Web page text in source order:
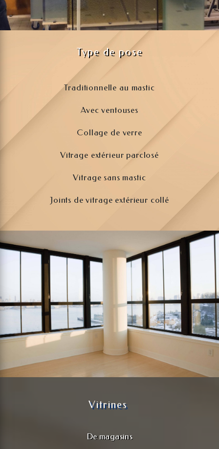
Type de pose
Traditionnelle au mastic
Avec ventouses
Collage de verre
Vitrage extérieur parclosé
Vitrage sans mastic
Joints de vitrage extérieur collé
Vitrines
De magasins